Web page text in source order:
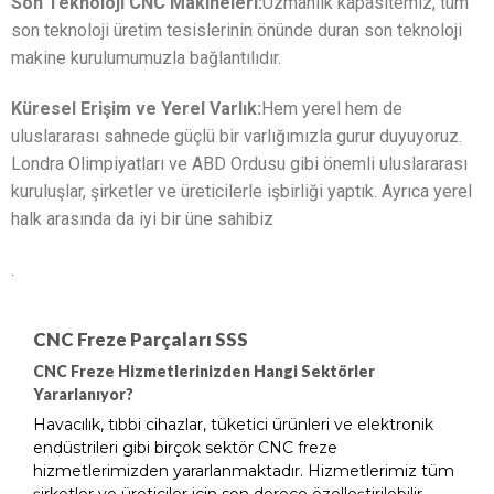
son teknoloji üretim tesislerinin önünde duran son teknoloji
makine kurulumumuzla bağlantılıdır.
Küresel Erişim ve Yerel Varlık:Hem yerel hem de
uluslararası sahnede güçlü bir varlığımızla gurur duyuyoruz.
Londra Olimpiyatları ve ABD Ordusu gibi önemli uluslararası
kuruluşlar, şirketler ve üreticilerle işbirliği yaptık. Ayrıca yerel
halk arasında da iyi bir üne sahibiz
CNC Freze Parçaları SSS
CNC Freze Hizmetlerinizden Hangi Sektörler
Yararlanıyor?
Havacılık, tıbbi cihazlar, tüketici ürünleri ve elektronik
endüstrileri gibi birçok sektör CNC freze
hizmetlerimizden yararlanmaktadır. Hizmetlerimiz tüm